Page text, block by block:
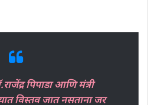
पिपाडा आणि मंत्री
विस्तव जात नसताना जर